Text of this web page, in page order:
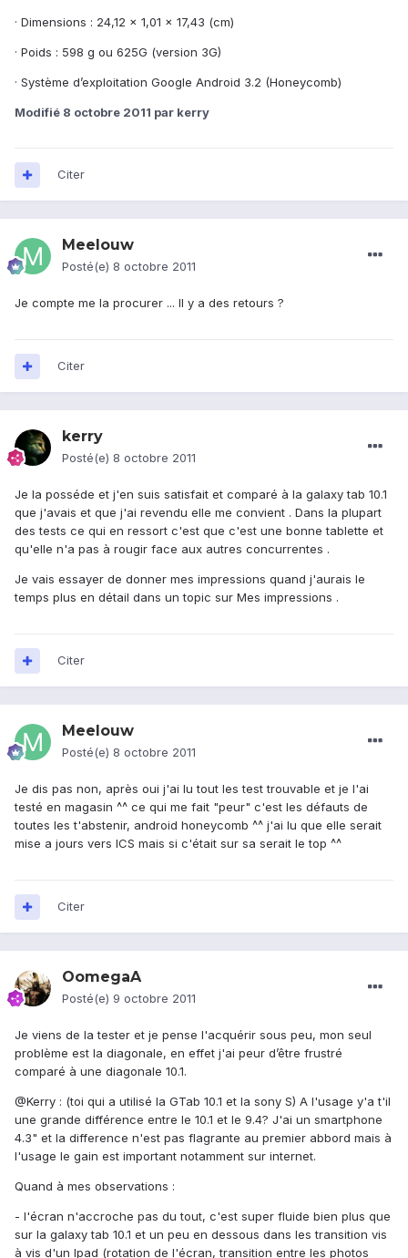
· Dimensions : 24,12 x 1,01 x 17,43 (cm)
· Poids : 598 g ou 625G (version 3G)
· Système d’exploitation Google Android 3.2 (Honeycomb)
Modifié 8 octobre 2011 par kerry
Citer
Meelouw
Posté(e) 8 octobre 2011
Je compte me la procurer ... Il y a des retours ?
Citer
kerry
Posté(e) 8 octobre 2011
Je la posséde et j'en suis satisfait et comparé à la galaxy tab 10.1
que j'avais et que j'ai revendu elle me convient . Dans la plupart
des tests ce qui en ressort c'est que c'est une bonne tablette et
qu'elle n'a pas à rougir face aux autres concurrentes .
Je vais essayer de donner mes impressions quand j'aurais le
temps plus en détail dans un topic sur Mes impressions .
Citer
Meelouw
Posté(e) 8 octobre 2011
Je dis pas non, après oui j'ai lu tout les test trouvable et je l'ai
testé en magasin ^^ ce qui me fait "peur" c'est les défauts de
toutes les t'abstenir, android honeycomb ^^ j'ai lu que elle serait
mise a jours vers ICS mais si c'était sur sa serait le top ^^
Citer
OomegaA
Posté(e) 9 octobre 2011
Je viens de la tester et je pense l'acquérir sous peu, mon seul
problème est la diagonale, en effet j'ai peur d’être frustré
comparé à une diagonale 10.1.
@Kerry : (toi qui a utilisé la GTab 10.1 et la sony S) A l'usage y'a t'il
une grande différence entre le 10.1 et le 9.4? J'ai un smartphone
4.3" et la difference n'est pas flagrante au premier abbord mais à
l'usage le gain est important notamment sur internet.
Quand à mes observations :
- l'écran n'accroche pas du tout, c'est super fluide bien plus que
sur la galaxy tab 10.1 et un peu en dessous dans les transition vis
à vis d'un Ipad (rotation de l'écran, transition entre les photos